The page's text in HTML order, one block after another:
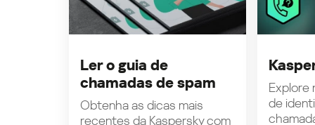
Ler o guia de
chamadas de spam
Obtenha as dicas mais
recentes da Kaspersky com
Explore
de